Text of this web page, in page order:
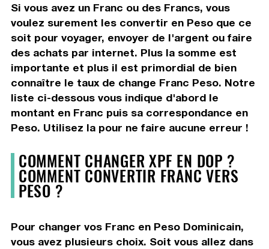
Si vous avez un Franc ou des Francs, vous
voulez surement les convertir en Peso que ce
soit pour voyager, envoyer de l'argent ou faire
des achats par internet. Plus la somme est
importante et plus il est primordial de bien
connaître le taux de change Franc Peso. Notre
liste ci-dessous vous indique d'abord le
montant en Franc puis sa correspondance en
Peso. Utilisez la pour ne faire aucune erreur !
COMMENT CHANGER XPF EN DOP ?
COMMENT CONVERTIR FRANC VERS
PESO ?
Pour changer vos Franc en Peso Dominicain,
vous avez plusieurs choix. Soit vous allez dans